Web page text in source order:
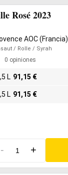
Rosé 2023
AOC (Francia)
/ Rolle / Syrah
0 opiniones
L 91,15 €
L 91,15 €
- +